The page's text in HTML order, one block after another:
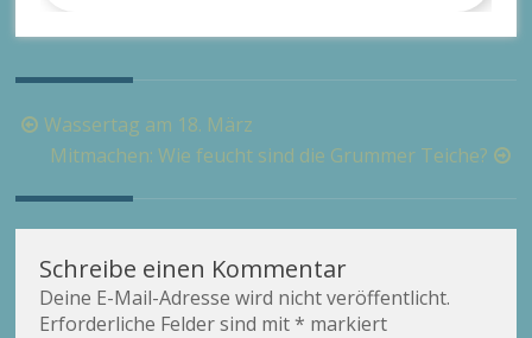
Beitragsnavigation
Wassertag am 18. März
Mitmachen: Wie feucht sind die Grummer Teiche?
Schreibe einen Kommentar
Deine E-Mail-Adresse wird nicht veröffentlicht.
Erforderliche Felder sind mit* markiert